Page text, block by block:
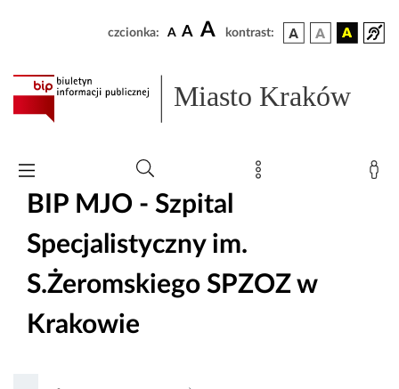
czcionka: A A A kontrast:
Miasto Kraków
BIP MJO - Szpital
Specjalistyczny im.
S.Żeromskiego SPZOZ w
Krakowie